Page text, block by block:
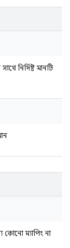
নির্দিষ্ট মানটি
কোনো ম্যাপিং না